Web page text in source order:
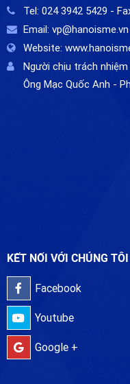
Tel: 024 3942 5429 -
Email: vp@hanoisme.vn
Website:
Người chịu trách nhiệm
Ông Mạc Quốc Anh -
KẾT NỐI VỚI CHÚNG TÔI
Facebook
Youtube
Google +